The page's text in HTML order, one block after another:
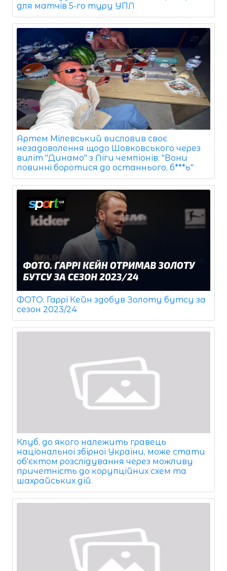
для матчів 5-го туру УПЛ
Артем Мілевський висловив своє
незадоволення щодо Шовковського через
виліт "Динамо" з Ліги чемпіонів: "Вони
повинні боротися до останнього, б***ь"
ФОТО. Гаррі Кейн здобув Золоту бутсу за
сезон 2023/24
Клуб, до якого належить гравець
національної збірної України, може стати
об'єктом розслідування через можливу
причетність до корупційних схем та
шахрайських дій.